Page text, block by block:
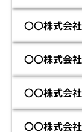
〇〇株式会社
〇〇株式会社
〇〇株式会社
〇〇株式会社